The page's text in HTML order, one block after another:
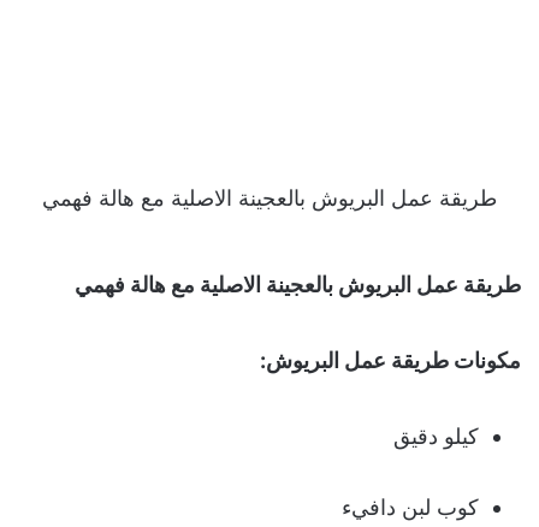
طريقة عمل البريوش بالعجينة الاصلية مع هالة فهمي
طريقة عمل البريوش بالعجينة الاصلية مع هالة فهمي
مكونات طريقة عمل البريوش:
كيلو دقيق
كوب لبن دافيء